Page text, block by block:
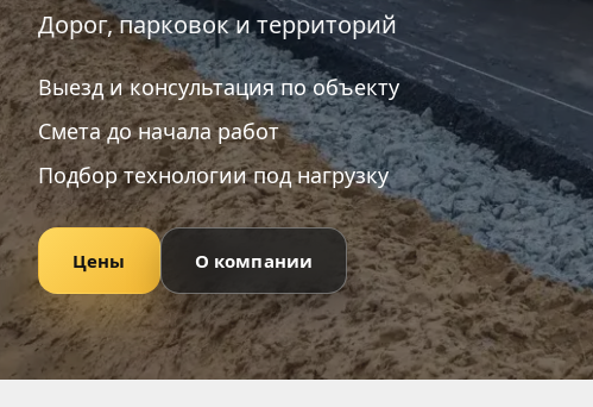
Дорог, парковок и территорий
Выезд и консультация по объекту
Смета до начала работ
Подбор технологии под нагрузку
Цены О компании
Имя
Телефон